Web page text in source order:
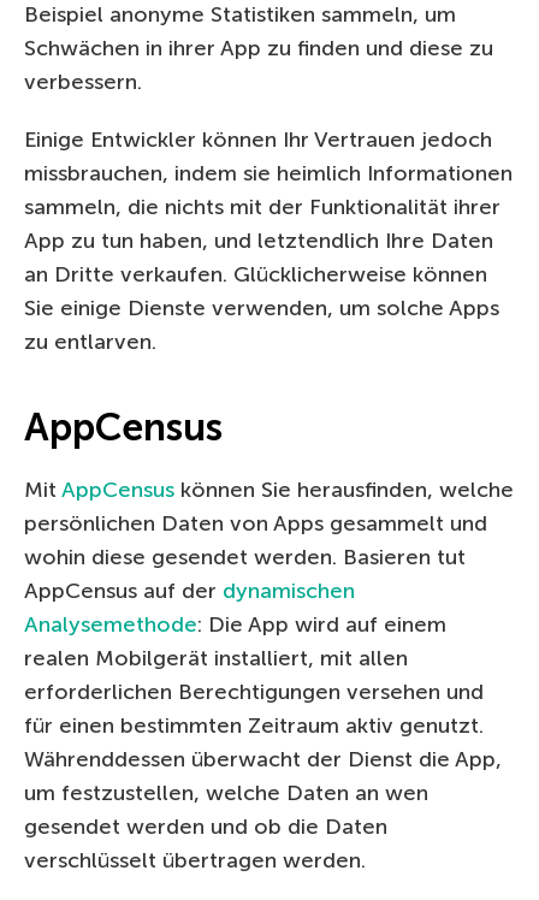
Beispiel anonyme Statistiken sammeln, um
Schwächen in ihrer App zu finden und diese zu
verbessern.
Einige Entwickler können Ihr Vertrauen jedoch
missbrauchen, indem sie heimlich Informationen
sammeln, die nichts mit der Funktionalität ihrer
App zu tun haben, und letztendlich Ihre Daten
an Dritte verkaufen. Glücklicherweise können
Sie einige Dienste verwenden, um solche Apps
zu entlarven.
AppCensus
Mit AppCensus können Sie herausfinden, welche
persönlichen Daten von Apps gesammelt und
wohin diese gesendet werden. Basieren tut
AppCensus auf der dynamischen
Analysemethode: Die App wird auf einem
realen Mobilgerät installiert, mit allen
erforderlichen Berechtigungen versehen und
für einen bestimmten Zeitraum aktiv genutzt.
Währenddessen überwacht der Dienst die App,
um festzustellen, welche Daten an wen
gesendet werden und ob die Daten
verschlüsselt übertragen werden.